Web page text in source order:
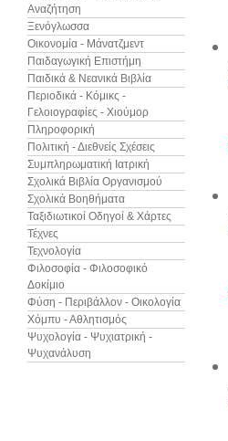
Αναζήτηση
Ξενόγλωσσα
Οικονομία - Μάνατζμεντ
Παιδαγωγική Επιστήμη
Παιδικά & Νεανικά Βιβλία
Περιοδικά - Κόμικς -
Γελοιογραφίες - Χιούμορ
Πληροφορική
Πολιτική - Διεθνείς Σχέσεις
Συμπληρωματική Ιατρική
Σχολικά Βιβλία Οργανισμού
Σχολικά Βοηθήματα
Ταξιδιωτικοί Οδηγοί & Χάρτες
Τέχνες
Τεχνολογία
Φιλοσοφία - Φιλοσοφικό
Δοκίμιο
Φύση - Περιβάλλον - Οικολογία
Χόμπυ - Αθλητισμός
Ψυχολογία - Ψυχιατρική -
Ψυχανάλυση